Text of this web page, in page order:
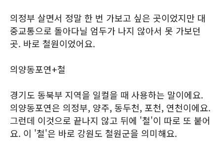
의정부 살면서 정말 한 번 가보고 싶은 곳이었지만 대
중교통으로 돌아다닐 엄두가 나지 않아서 못 가보던
곳. 바로 철원이었어요.
의양동포연+철
경기도 동북부 지역을 일컬을 때 사용하는 말이에요.
의양동포연은 의정부, 양주, 동두천, 포천, 연천이에요.
그런데 이것으로 끝나지 않고 뒤에 '철'이 따로 또 붙어
요. 이 '철'은 바로 강원도 철원군을 의미해요.